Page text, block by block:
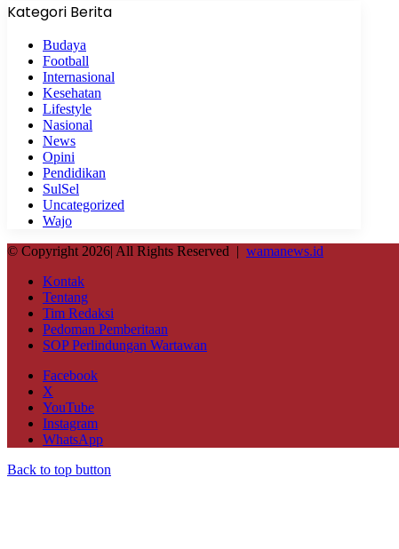
Kategori Berita
Budaya
Football
Internasional
Kesehatan
Lifestyle
Nasional
News
Opini
Pendidikan
SulSel
Uncategorized
Wajo
© Copyright 2026| All Rights Reserved | wamanews.id
Kontak
Tentang
Tim Redaksi
Pedoman Pemberitaan
SOP Perlindungan Wartawan
Facebook
X
YouTube
Instagram
WhatsApp
Back to top button